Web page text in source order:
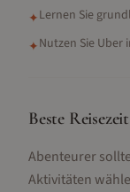
✦Lernen Sie
✦Nutzen Sie Uber
Beste
Abenteurer
Aktivitäten